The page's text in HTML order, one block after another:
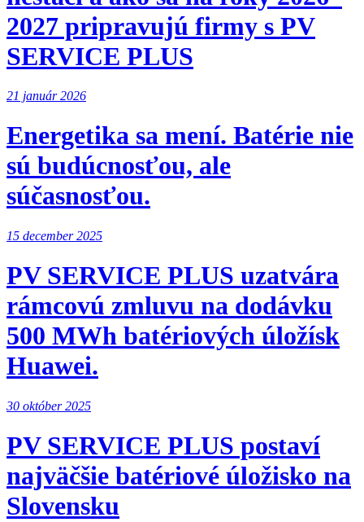
2027 pripravujú firmy s PV
SERVICE PLUS
21 január 2026
Energetika sa mení. Batérie nie
sú budúcnosťou, ale
súčasnosťou.
15 december 2025
PV SERVICE PLUS uzatvára
rámcovú zmluvu na dodávku
500 MWh batériových úložísk
Huawei.
30 október 2025
PV SERVICE PLUS postaví
najväčšie batériové úložisko na
Slovensku